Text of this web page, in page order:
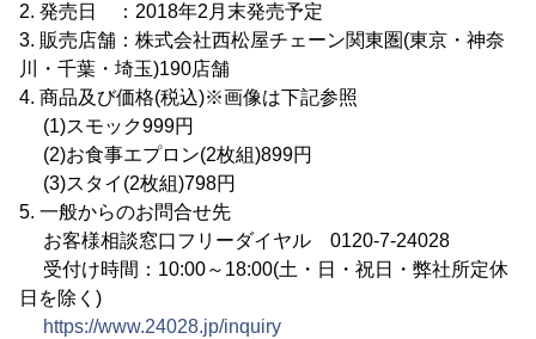
2. 発売日 ：2018年2月末発売予定
3. 販売店舗：株式会社西松屋チェーン関東圏(東京・神奈
川・千葉・埼玉)190店舗
4. 商品及び価格(税込)※画像は下記参照
(1)スモック999円
(2)お食事エプロン(2枚組)899円
(3)スタイ(2枚組)798円
5. 一般からのお問合せ先
お客様相談窓口フリーダイヤル 0120-7-24028
受付け時間：10:00～18:00(土・日・祝日・弊社所定休
日を除く)
https://www.24028.jp/inquiry